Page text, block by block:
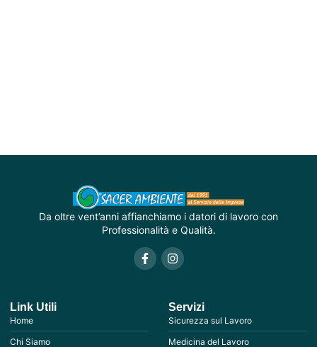
Da oltre vent’anni affianchiamo i datori di lavoro con
Professionalità e Qualità.
Link Utili
Home
Chi Siamo
Servizi
Sicurezza sul Lavoro
Medicina del Lavoro